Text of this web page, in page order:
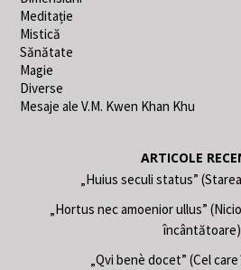
Meditație
Mistică
Sănătate
Magie
Diverse
Mesaje ale V.M. Kwen Khan Khu
ARTICOLE
„Huius seculi status”
„Hortus nec amoenior ullus”
încântătoare)
„Qvi benè docet” (Cel